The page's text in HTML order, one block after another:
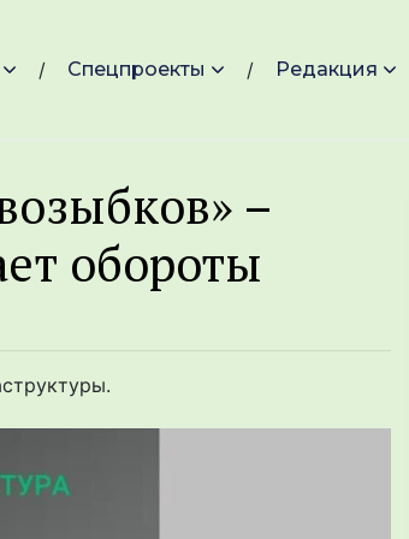
Спецпроекты Редакция
–
обороты